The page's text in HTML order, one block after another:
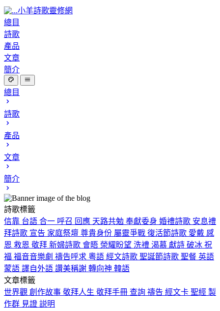
小羊詩歌靈修網
總目
詩歌
產品
文章
簡介
總目
詩歌
產品
文章
簡介
詩歌標籤
信靠 台語 合一 呼召 回應 天路共勉 奉獻委身 婚禮詩歌 安息禮
拜詩歌 宣告 家庭祭壇 尊貴身份 屬靈爭戰 復活節詩歌 愛戴 感
恩 救恩 敬拜 新婦詩歌 會晤 榮耀盼望 洗禮 渴慕 獻詩 破冰 祝
福 福音音樂劇 禱告呼求 粵語 經文詩歌 聖誕節詩歌 聖餐 英語
蒙語 譯自外語 讚美稱謝 轉向神 韓語
文章標籤
世界觀 創作故事 敬拜人生 敬拜手冊 查詢 禱告 經文卡 聖經 製
作群 見證 説明